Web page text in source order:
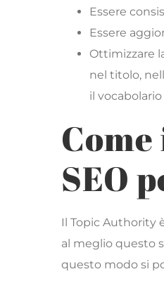
Essere
Essere
Ottimizzare
nel titolo,
il
SEO
Il Topic Authority
al meglio questo
questo modo si